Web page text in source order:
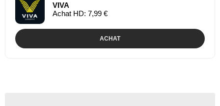
VIVA
Achat HD: 7,99 €
ACHAT